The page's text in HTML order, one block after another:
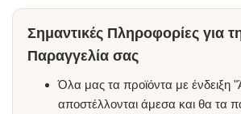
Σημαντικές Πληροφορίες για
Παραγγελία σας
Όλα μας τα προϊόντα με ένδειξη
αποστέλλονται άμεσα και θα τα